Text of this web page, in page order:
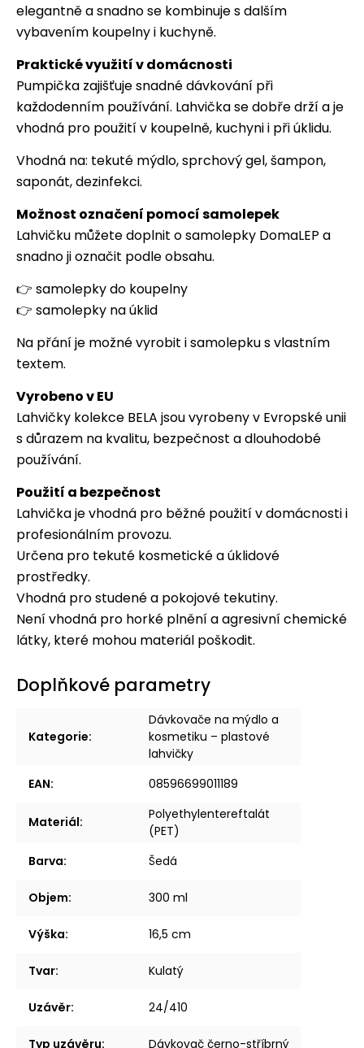
elegantně a snadno se kombinuje s dalším
vybavením koupelny i kuchyně.
Praktické využití v domácnosti
Pumpička zajišťuje snadné dávkování při
každodenním používání. Lahvička se dobře drží a je
vhodná pro použití v koupelně, kuchyni i při úklidu.
Vhodná na: tekuté mýdlo, sprchový gel, šampon,
saponát, dezinfekci.
Možnost označení pomocí samolepek
Lahvičku můžete doplnit o samolepky DomaLEP a
snadno ji označit podle obsahu.
👉 samolepky do koupelny
👉 samolepky na úklid
Na přání je možné vyrobit i samolepku s vlastním
textem.
Vyrobeno v EU
Lahvičky kolekce BELA jsou vyrobeny v Evropské unii
s důrazem na kvalitu, bezpečnost a dlouhodobé
používání.
Použití a bezpečnost
Lahvička je vhodná pro běžné použití v domácnosti i
profesionálním provozu.
Určena pro tekuté kosmetické a úklidové
prostředky.
Vhodná pro studené a pokojové tekutiny.
Není vhodná pro horké plnění a agresivní chemické
látky, které mohou materiál poškodit.
Doplňkové parametry
Kategorie:
Dávkovače na mýdlo a
kosmetiku – plastové
lahvičky
EAN: 08596699011189
Materiál:
Polyethylentereftalát
(PET)
Barva: Šedá
Objem: 300 ml
Výška: 16,5 cm
Tvar: Kulatý
Uzávěr: 24/410
Typ uzávěru: Dávkovač černo-stříbrný